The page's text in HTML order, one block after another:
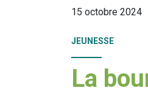
15 octobre 2024
JEUNESSE
La